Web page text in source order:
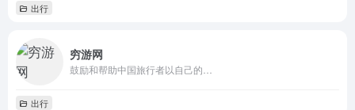
出行
穷游网
鼓励和帮助中国旅行者以自己的…
出行